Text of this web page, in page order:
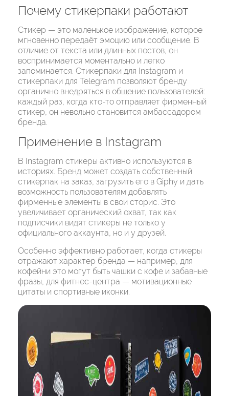
Почему стикерпаки работают
Стикер — это маленькое изображение, которое
мгновенно передаёт эмоцию или сообщение. В
отличие от текста или длинных постов, он
воспринимается моментально и легко
запоминается. Стикерпаки для Instagram и
стикерпаки для Telegram позволяют бренду
органично внедряться в общение пользователей:
каждый раз, когда кто-то отправляет фирменный
стикер, он невольно становится амбассадором
бренда.
Применение в Instagram
В Instagram стикеры активно используются в
историях. Бренд может создать собственный
стикерпак на заказ, загрузить его в Giphy и дать
возможность пользователям добавлять
фирменные элементы в свои сторис. Это
увеличивает органический охват, так как
подписчики видят стикеры не только у
официального аккаунта, но и у друзей.
Особенно эффективно работает, когда стикеры
отражают характер бренда — например, для
кофейни это могут быть чашки с кофе и забавные
фразы, для фитнес-центра — мотивационные
цитаты и спортивные иконки.